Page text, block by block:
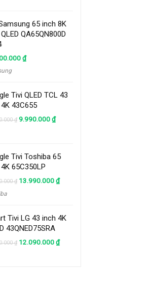
65 inch 8K
QA65QN800D
₫
Tivi QLED TCL 43
43C655
₫ Original
9.990.000₫Current
Tivi Toshiba 65
65C350LP
₫ Original
13.990.000₫Current
Tivi LG 43 inch 4K
43QNED75SRA
₫ Original
12.090.000₫Current